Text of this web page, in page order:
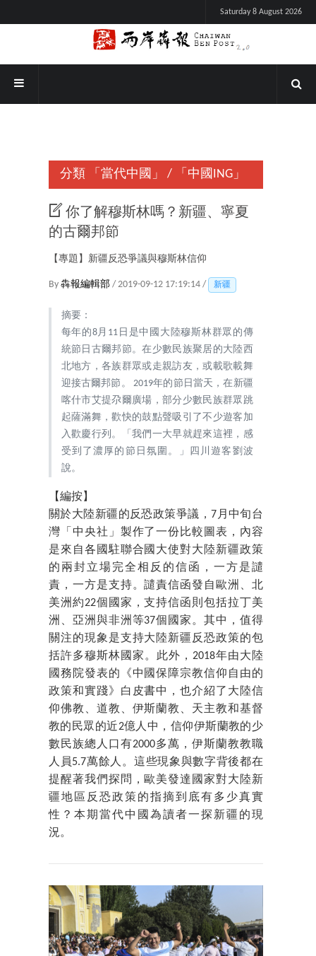
Saturday 8 August 2026
分類 「當代中國」 / 「中國ING」
你了解穆斯林嗎？新疆、寧夏
的古爾邦節
【專題】新疆反恐爭議與穆斯林信仰
By 犇報編輯部 / 2019-09-12 17:19:14 / 新疆
摘要：
每年的8月11日是中國大陸穆斯林群眾的傳
統節日古爾邦節。在少數民族聚居的大陸西
北地方，各族群眾或走親訪友，或載歌載舞
迎接古爾邦節。 2019年的節日當天，在新疆
喀什市艾提尕爾廣場，部分少數民族群眾跳
起薩滿舞，歡快的鼓點聲吸引了不少遊客加
入歡慶行列。「我們一大早就趕來這裡，感
受到了濃厚的節日氛圍。」四川遊客劉波
說。
【編按】
關於大陸新疆的反恐政策爭議，7月中旬台
灣「中央社」製作了一份比較圖表，內容
是來自各國駐聯合國大使對大陸新疆政策
的兩封立場完全相反的信函，一方是譴
責，一方是支持。譴責信函發自歐洲、北
美洲約22個國家，支持信函則包括拉丁美
洲、亞洲與非洲等37個國家。其中，值得
關注的現象是支持大陸新疆反恐政策的包
括許多穆斯林國家。此外，2018年由大陸
國務院發表的《中國保障宗教信仰自由的
政策和實踐》白皮書中，也介紹了大陸信
仰佛教、道教、伊斯蘭教、天主教和基督
教的民眾的近2億人中，信仰伊斯蘭教的少
數民族總人口有2000多萬，伊斯蘭教教職
人員5.7萬餘人。這些現象與數字背後都在
提醒著我們探問，歐美發達國家對大陸新
疆地區反恐政策的指摘到底有多少真實
性？本期當代中國為讀者一探新疆的現
況。